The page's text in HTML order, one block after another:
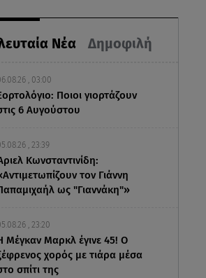
Νέα Δημοφιλή
, 03:00
Ποιοι γιορτάζουν
6 Αυγούστου
, 23:39
Κωνσταντινίδη:
τον Γιάννη
ως "Γιαννάκη"»
, 23:20
Μέγκαν Μαρκλ έγινε 45! Ο
χορός με τιάρα μέσα
σπίτι της